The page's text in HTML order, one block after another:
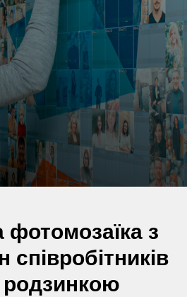
фотомозаїка з
співробітників
родзинкою